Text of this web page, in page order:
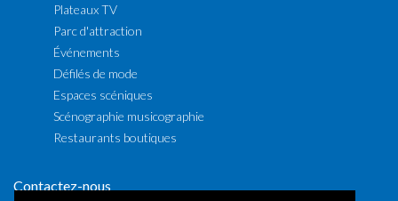
Plateaux TV
Parc d'attraction
Événements
Défilés de mode
Espaces scéniques
Scénographie musicographie
Restaurants boutiques
Contactez-nous